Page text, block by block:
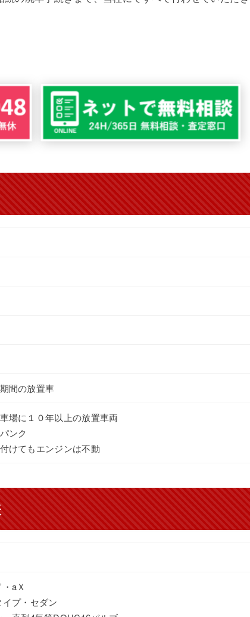
間の放置車
場に１０年以上の放置車両
ンク
けてもエンジンは不動
aＸ
プ・セダン